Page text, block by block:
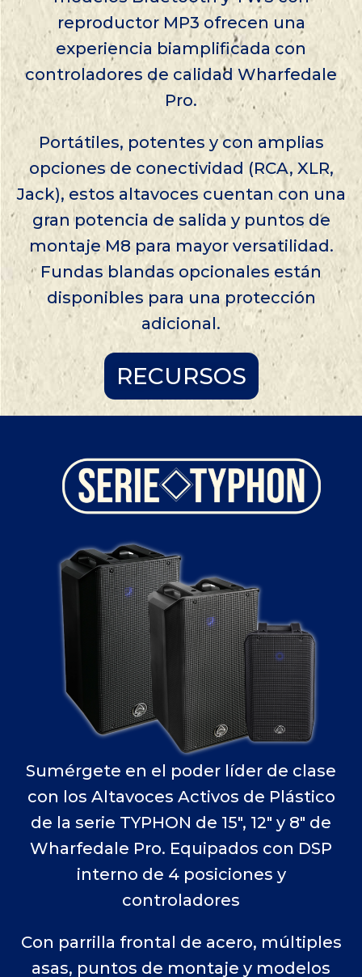
reproductor MP3 ofrecen una
experiencia biamplificada con
controladores de calidad Wharfedale
Pro.
Portátiles, potentes y con amplias
opciones de conectividad (RCA, XLR,
Jack), estos altavoces cuentan con una
gran potencia de salida y puntos de
montaje M8 para mayor versatilidad.
Fundas blandas opcionales están
disponibles para una protección
adicional.
RECURSOS
Sumérgete en el poder líder de clase
con los Altavoces Activos de Plástico
de la serie TYPHON de 15″, 12″ y 8″ de
Wharfedale Pro. Equipados con DSP
interno de 4 posiciones y
controladores
Con parrilla frontal de acero, múltiples
asas, puntos de montaje y modelos